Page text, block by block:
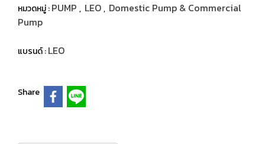
หมวดหมู่ :PUMP , LEO, Domestic Pump & Commercial
Pump
แบรนด์ :LEO
Share